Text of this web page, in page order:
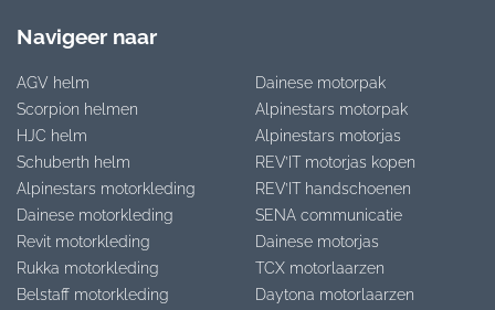
Navigeer naar
AGV helm
Scorpion helmen
HJC helm
Schuberth helm
Alpinestars motorkleding
Dainese motorkleding
Revit motorkleding
Rukka motorkleding
Belstaff motorkleding
Dainese motorpak
Alpinestars motorpak
Alpinestars motorjas
REV’IT motorjas kopen
REV’IT handschoenen
SENA communicatie
Dainese motorjas
TCX motorlaarzen
Daytona motorlaarzen